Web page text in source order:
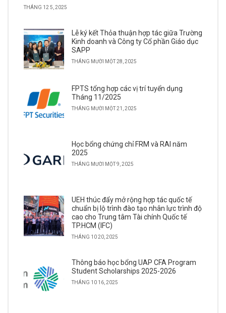
THÁNG 12 5, 2025
Lễ ký kết Thỏa thuận hợp tác giữa Trường
Kinh doanh và Công ty Cổ phần Giáo dục
SAPP
THÁNG MƯỜI MỘT 28, 2025
FPTS tổng hợp các vị trí tuyển dụng
Tháng 11/2025
THÁNG MƯỜI MỘT 21, 2025
Học bổng chứng chỉ FRM và RAI năm
2025
THÁNG MƯỜI MỘT 9, 2025
UEH thúc đẩy mở rộng hợp tác quốc tế
chuẩn bị lộ trình đào tạo nhân lực trình độ
cao cho Trung tâm Tài chính Quốc tế
TP.HCM (IFC)
THÁNG 10 20, 2025
Thông báo học bổng UAP CFA Program
Student Scholarships 2025-2026
THÁNG 10 16, 2025